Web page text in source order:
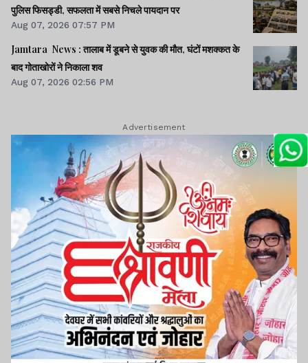
पुलिस फिसड्डी, सफलता में सबसे निचले पायदान पर
Aug 07, 2026 07:57 PM
Jamtara News : तालाब में डूबने से युवक की मौत, घंटों मशक्कत के
बाद गोताखोरों ने निकाला शव
Aug 07, 2026 02:56 PM
Advertisement